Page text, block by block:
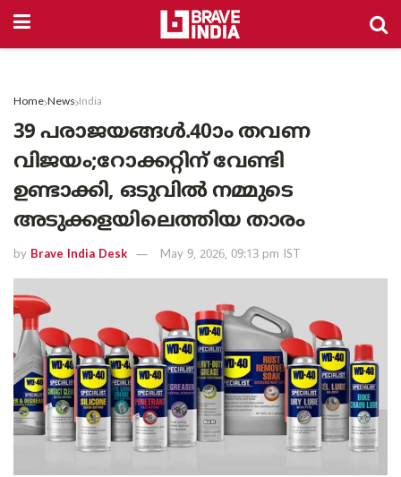
Home News India
39 പരാജയങ്ങൾ.40ാം തവണ
വിജയം;റോക്കറ്റിന് വേണ്ടി
ഉണ്ടാക്കി, ഒടുവിൽ നമ്മുടെ
അടുക്കളയിലെത്തിയ താരം
by Brave India Desk May 9, 2026, 09:13 pm IST